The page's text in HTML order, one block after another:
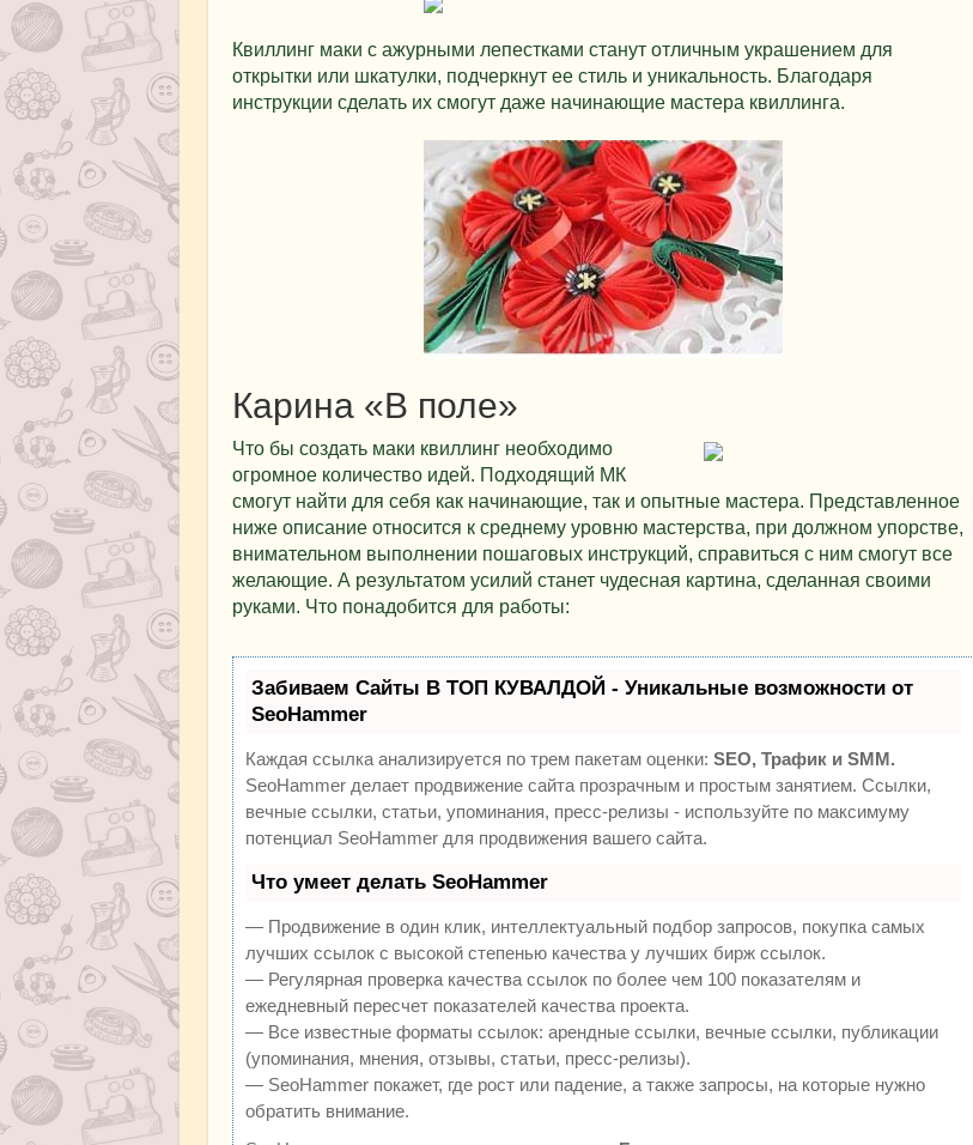
Квиллинг маки с ажурными лепестками станут отличным украшением для
открытки или шкатулки, подчеркнут ее стиль и уникальность. Благодаря
инструкции сделать их смогут даже начинающие мастера квиллинга.
Карина «В поле»
Что бы создать маки квиллинг необходимо
огромное количество идей. Подходящий МК
смогут найти для себя как начинающие, так и опытные мастера. Представленное
ниже описание относится к среднему уровню мастерства, при должном упорстве,
внимательном выполнении пошаговых инструкций, справиться с ним смогут все
желающие. А результатом усилий станет чудесная картина, сделанная своими
руками. Что понадобится для работы:
Забиваем Сайты В ТОП КУВАЛДОЙ - Уникальные возможности от
SeoHammer
Каждая ссылка анализируется по трем пакетам оценки: SEO, Трафик и SMM.
SeoHammer делает продвижение сайта прозрачным и простым занятием. Ссылки,
вечные ссылки, статьи, упоминания, пресс-релизы - используйте по максимуму
потенциал SeoHammer для продвижения вашего сайта.
Что умеет делать SeoHammer
— Продвижение в один клик, интеллектуальный подбор запросов, покупка самых
лучших ссылок с высокой степенью качества у лучших бирж ссылок.
— Регулярная проверка качества ссылок по более чем 100 показателям и
ежедневный пересчет показателей качества проекта.
— Все известные форматы ссылок: арендные ссылки, вечные ссылки, публикации
(упоминания, мнения, отзывы, статьи, пресс-релизы).
— SeoHammer покажет, где рост или падение, а также запросы, на которые нужно
обратить внимание.